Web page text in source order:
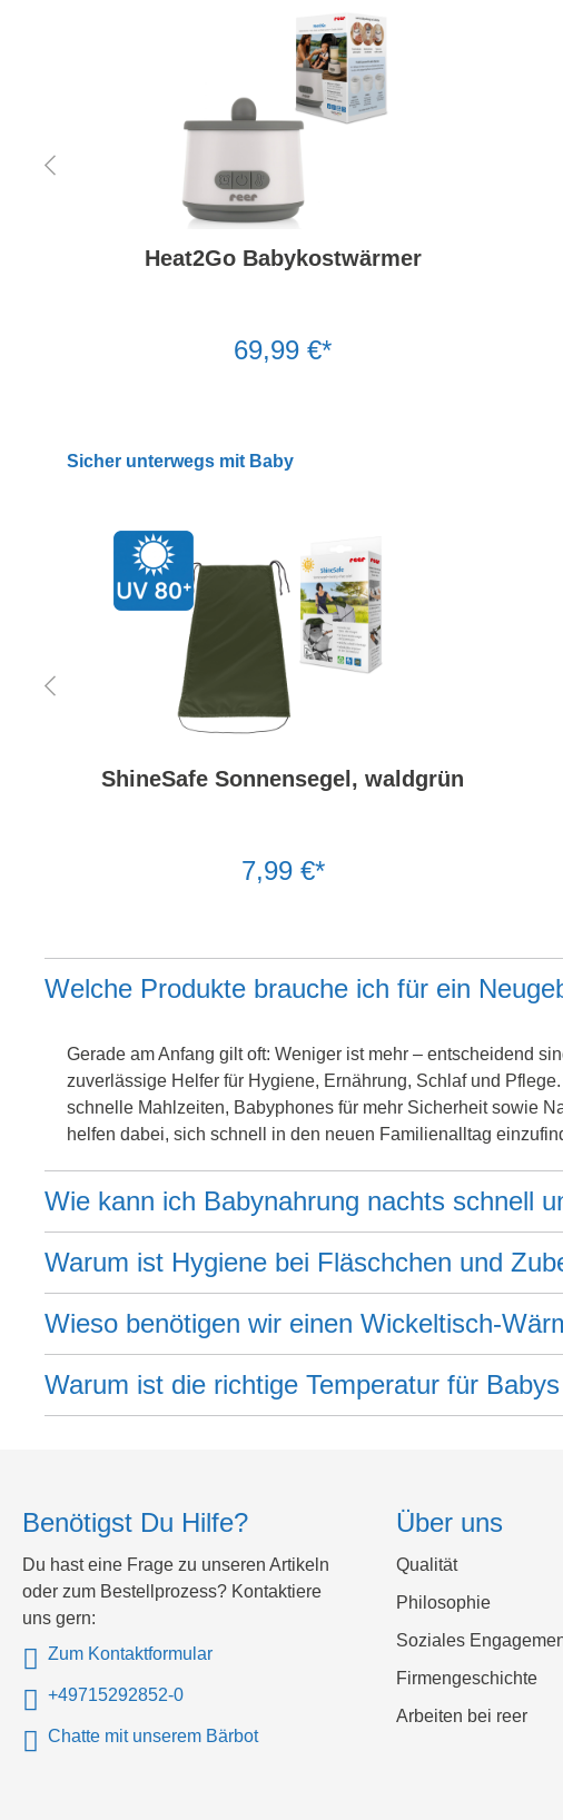
Heat2Go Babykostwärmer
69,99 €*
Sicher unterwegs mit Baby
ShineSafe Sonnensegel, waldgrün
7,99 €*
Welche Produkte brauche ich für ein
Gerade am Anfang gilt oft: Weniger ist mehr – entscheidend
zuverlässige Helfer für Hygiene, Ernährung, Schlaf und
schnelle Mahlzeiten, Babyphones für mehr Sicherheit sowie
helfen dabei, sich schnell in den neuen Familienalltag
Wie kann ich Babynahrung nachts schnell
Warum ist Hygiene bei Fläschchen und
Wieso benötigen wir einen Wickeltisch-
Warum ist die richtige Temperatur für
Benötigst Du Hilfe?
Du hast eine Frage zu unseren Artikeln
oder zum Bestellprozess? Kontaktiere
uns gern:
Zum Kontaktformular
+49715292852-0
Chatte mit unserem Bärbot
Über uns
Qualität
Philosophie
Soziales
Firmengeschichte
Arbeiten bei reer